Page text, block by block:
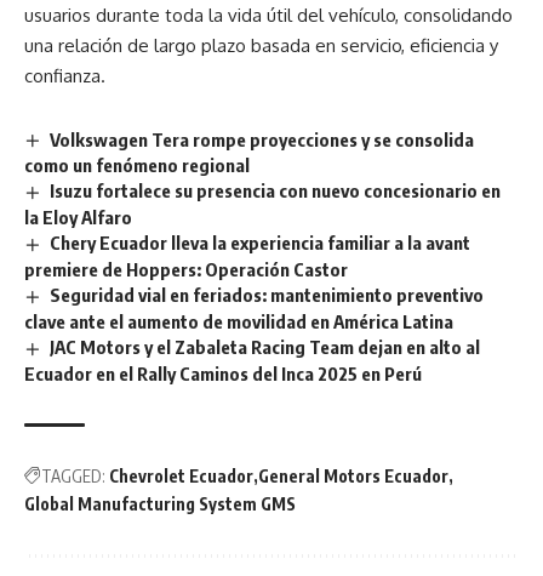
usuarios durante toda la vida útil del vehículo, consolidando
una relación de largo plazo basada en servicio, eficiencia y
confianza.
Volkswagen Tera rompe proyecciones y se consolida
como un fenómeno regional
Isuzu fortalece su presencia con nuevo concesionario en
la Eloy Alfaro
Chery Ecuador lleva la experiencia familiar a la avant
premiere de Hoppers: Operación Castor
Seguridad vial en feriados: mantenimiento preventivo
clave ante el aumento de movilidad en América Latina
JAC Motors y el Zabaleta Racing Team dejan en alto al
Ecuador en el Rally Caminos del Inca 2025 en Perú
TAGGED: Chevrolet Ecuador General Motors Ecuador
Global Manufacturing System GMS